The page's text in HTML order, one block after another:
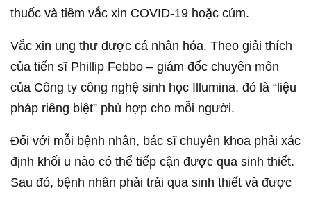
thuốc và tiêm vắc xin COVID-19 hoặc cúm.
Vắc xin ung thư được cá nhân hóa. Theo giải thích
của tiến sĩ Phillip Febbo – giám đốc chuyên môn
của Công ty công nghệ sinh học Illumina, đó là “liệu
pháp riêng biệt” phù hợp cho mỗi người.
Đối với mỗi bệnh nhân, bác sĩ chuyên khoa phải xác
định khối u nào có thể tiếp cận được qua sinh thiết.
Sau đó, bệnh nhân phải trải qua sinh thiết và được